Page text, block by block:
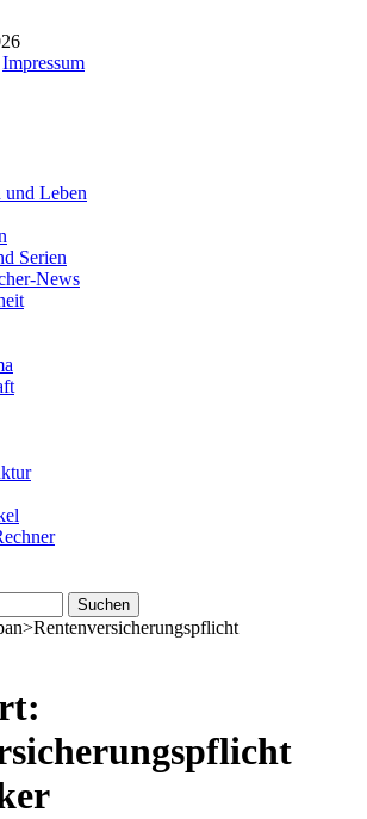
Impressum
und Leben
Serien
News
Suchen